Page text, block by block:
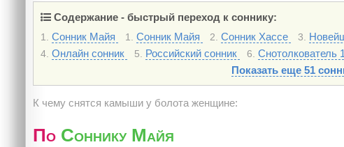
Содержание - быстрый переход к соннику:
1. Сонник Майя 1. Сонник Майя 2. Сонник Хассе 3.
4. Онлайн сонник 5. Российский сонник 6. Снотолкователь
Показать еще 51
К чему снятся камыши у болота женщине:
По Соннику Майя